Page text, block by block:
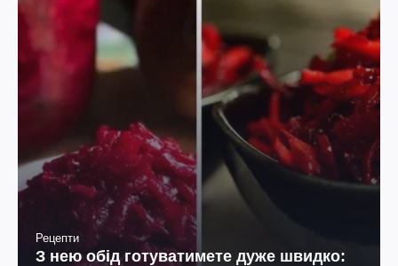
Рецепти
З нею обід готуватимете дуже швидко: